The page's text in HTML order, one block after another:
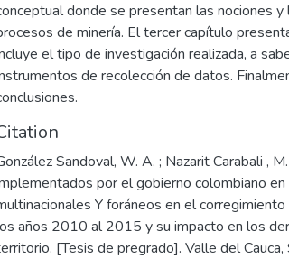
donde se presentan las nociones
de minería. El tercer capítulo
el tipo de investigación realizada, a
de recolección de datos.
Sandoval, W. A. ; Nazarit Carabali ,
por el gobierno colombiano
Y foráneos en el corregimiento
años 2010 al 2015 y su impacto en los
[Tesis de pregrado]. Valle del Cauca,